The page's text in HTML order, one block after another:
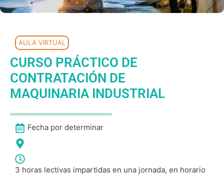
AULA VIRTUAL
CURSO PRÁCTICO DE
CONTRATACIÓN DE
MAQUINARIA INDUSTRIAL
Fecha por determinar
3 horas lectivas impartidas en una jornada, en horario